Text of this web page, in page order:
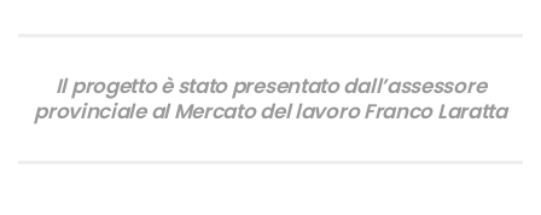
Il progetto è stato presentato dall’assessore
provinciale al Mercato del lavoro Franco Laratta